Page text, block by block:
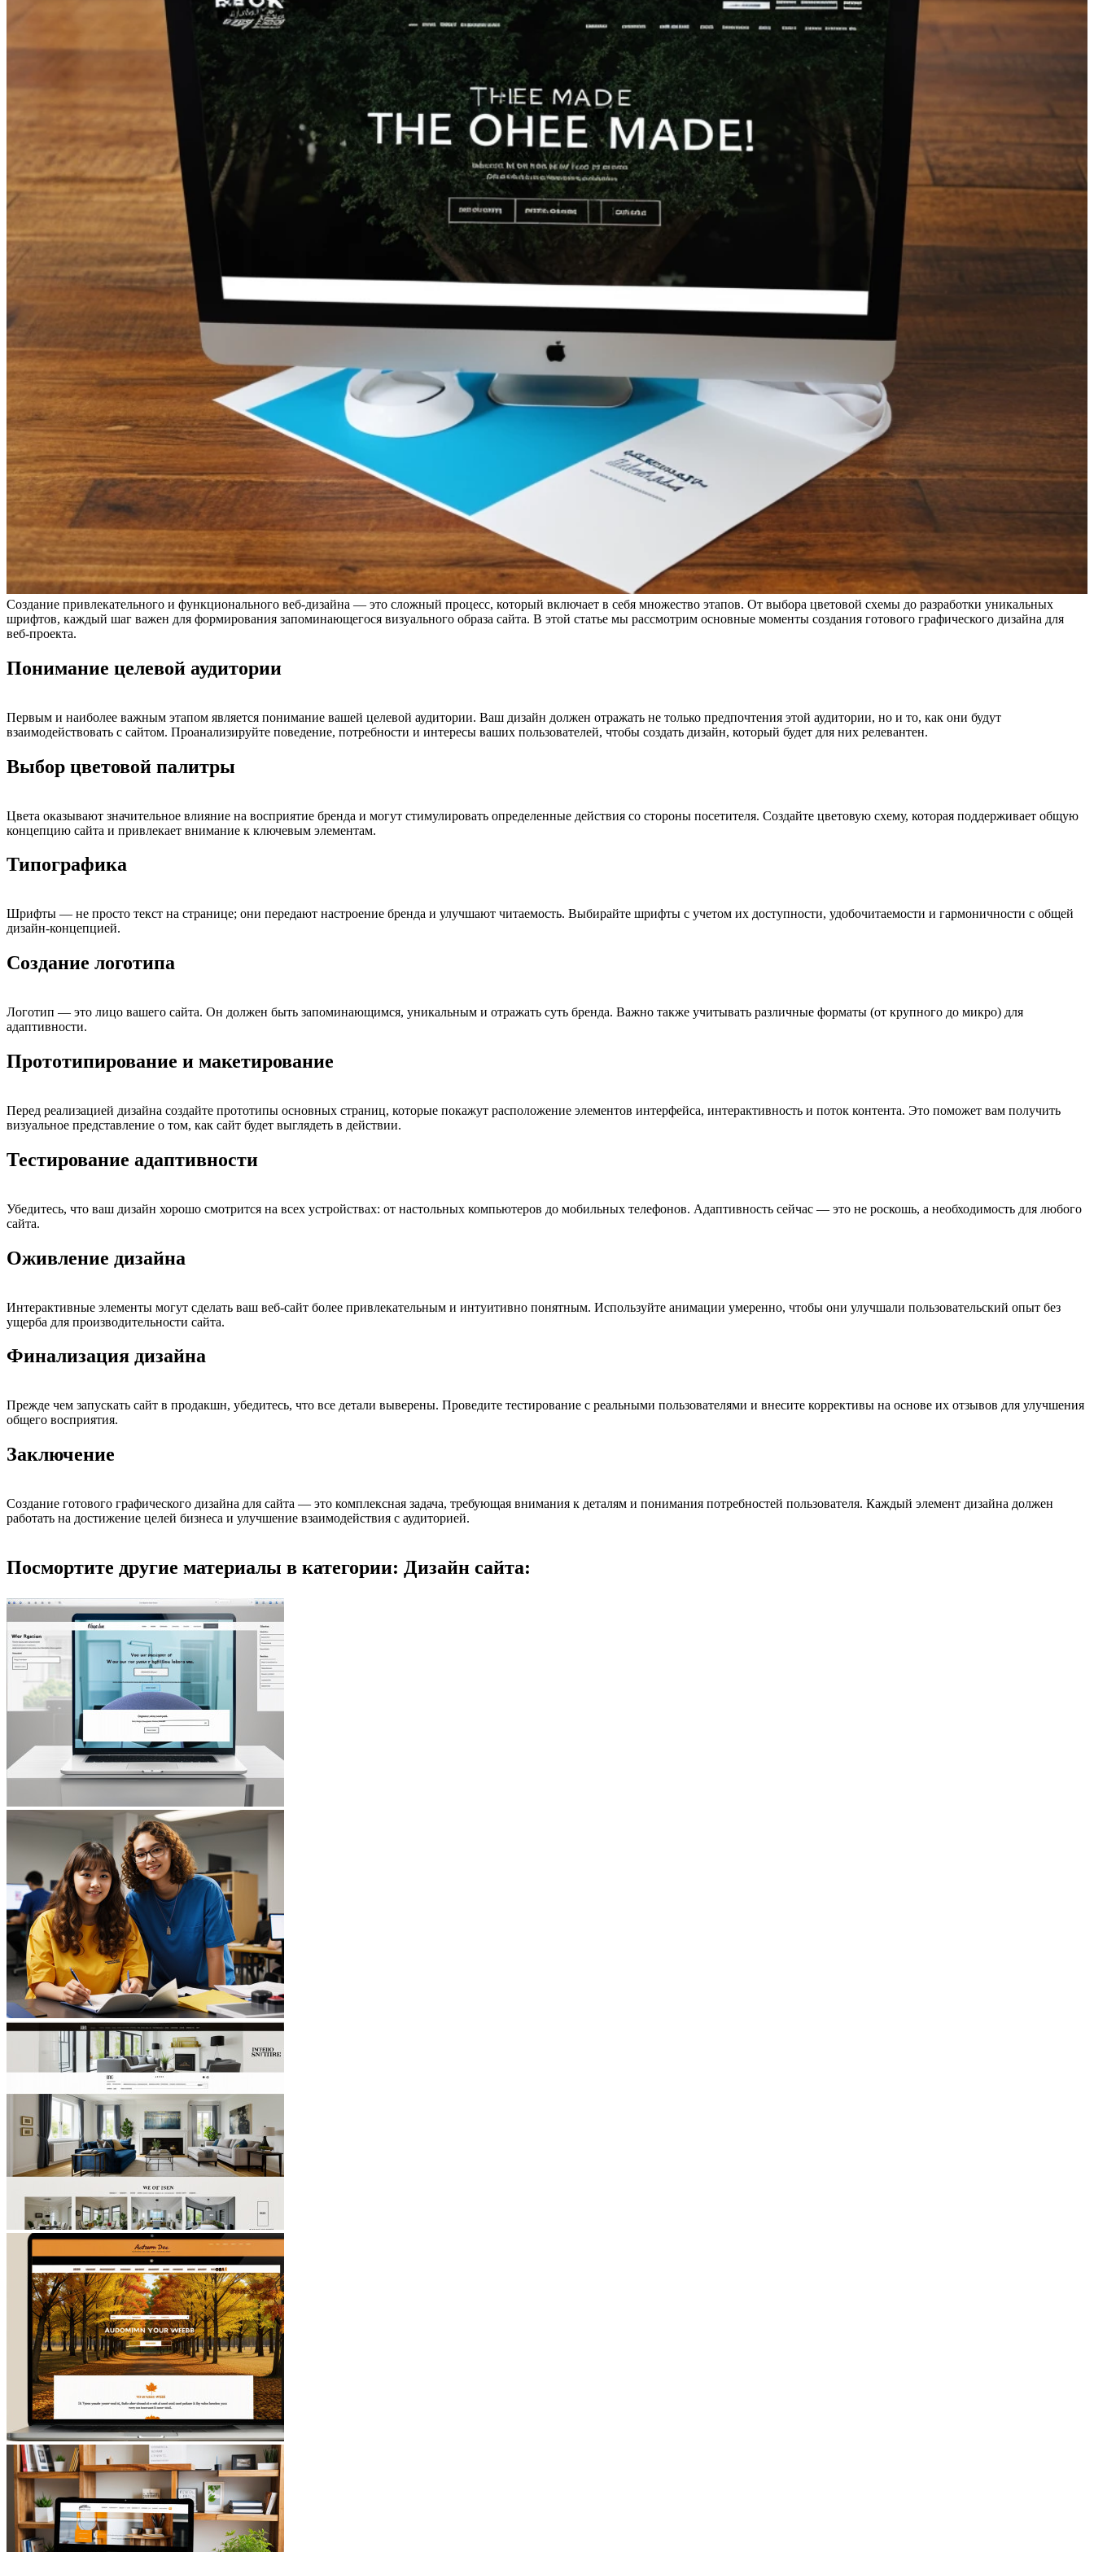
Создание привлекательного и функционального веб-дизайна — это сложный процесс, который включает в себя множество этапов. От выбора цветовой схемы до разработки уникальных
шрифтов, каждый шаг важен для формирования запоминающегося визуального образа сайта. В этой статье мы рассмотрим основные моменты создания готового графического дизайна для
веб-проекта.
Понимание целевой аудитории
Первым и наиболее важным этапом является понимание вашей целевой аудитории. Ваш дизайн должен отражать не только предпочтения этой аудитории, но и то, как они будут
взаимодействовать с сайтом. Проанализируйте поведение, потребности и интересы ваших пользователей, чтобы создать дизайн, который будет для них релевантен.
Выбор цветовой палитры
Цвета оказывают значительное влияние на восприятие бренда и могут стимулировать определенные действия со стороны посетителя. Создайте цветовую схему, которая поддерживает общую
концепцию сайта и привлекает внимание к ключевым элементам.
Типографика
Шрифты — не просто текст на странице; они передают настроение бренда и улучшают читаемость. Выбирайте шрифты с учетом их доступности, удобочитаемости и гармоничности с общей
дизайн-концепцией.
Создание логотипа
Логотип — это лицо вашего сайта. Он должен быть запоминающимся, уникальным и отражать суть бренда. Важно также учитывать различные форматы (от крупного до микро) для
адаптивности.
Прототипирование и макетирование
Перед реализацией дизайна создайте прототипы основных страниц, которые покажут расположение элементов интерфейса, интерактивность и поток контента. Это поможет вам получить
визуальное представление о том, как сайт будет выглядеть в действии.
Тестирование адаптивности
Убедитесь, что ваш дизайн хорошо смотрится на всех устройствах: от настольных компьютеров до мобильных телефонов. Адаптивность сейчас — это не роскошь, а необходимость для любого
сайта.
Оживление дизайна
Интерактивные элементы могут сделать ваш веб-сайт более привлекательным и интуитивно понятным. Используйте анимации умеренно, чтобы они улучшали пользовательский опыт без
ущерба для производительности сайта.
Финализация дизайна
Прежде чем запускать сайт в продакшн, убедитесь, что все детали выверены. Проведите тестирование с реальными пользователями и внесите коррективы на основе их отзывов для улучшения
общего восприятия.
Заключение
Создание готового графического дизайна для сайта — это комплексная задача, требующая внимания к деталям и понимания потребностей пользователя. Каждый элемент дизайна должен
работать на достижение целей бизнеса и улучшение взаимодействия с аудиторией.
Посмортите другие материалы в категории: Дизайн сайта: